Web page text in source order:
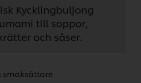
Kycklingbuljong
till soppor,
och såser.
smaksättare